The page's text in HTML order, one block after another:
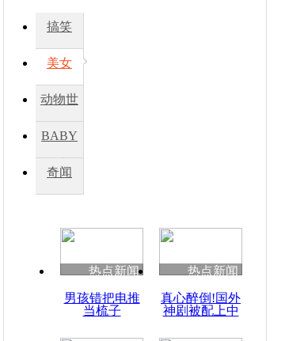
因
度苗族花山节
搞笑
美女
动物世
BABY
秀
奇闻
热点新闻
男孩错把电推
当梳子
热点新闻
真心醉倒!国外
神剧被配上中